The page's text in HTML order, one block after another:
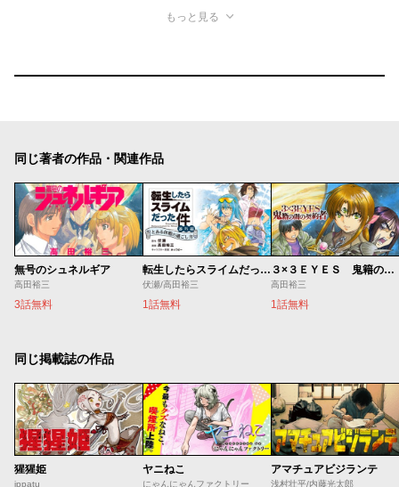
もっと見る
同じ著者の作品・関連作品
無号のシュネルギア
高田裕三
3話無料
転生したらスライムだった件 番外編 とある休暇の過ごし方
伏瀬/高田裕三
1話無料
３×３ＥＹＥＳ 鬼籍の闇の契約者
高田裕三
1話無料
同じ掲載誌の作品
猩猩姫
ippatu
ヤニねこ
にゃんにゃんファクトリー
アマチュアビジランテ
浅村壮平/内藤光太郎